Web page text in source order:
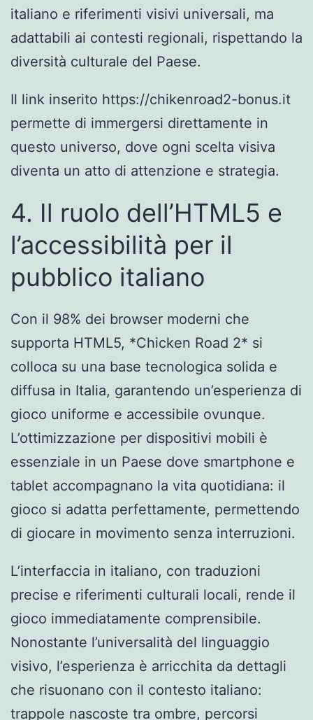
italiano e riferimenti visivi universali, ma
adattabili ai contesti regionali, rispettando la
diversità culturale del Paese.
Il link inserito https://chikenroad2-bonus.it
permette di immergersi direttamente in
questo universo, dove ogni scelta visiva
diventa un atto di attenzione e strategia.
4. Il ruolo dell’HTML5 e
l’accessibilità per il
pubblico italiano
Con il 98% dei browser moderni che
supporta HTML5, *Chicken Road 2* si
colloca su una base tecnologica solida e
diffusa in Italia, garantendo un’esperienza di
gioco uniforme e accessibile ovunque.
L’ottimizzazione per dispositivi mobili è
essenziale in un Paese dove smartphone e
tablet accompagnano la vita quotidiana: il
gioco si adatta perfettamente, permettendo
di giocare in movimento senza interruzioni.
L’interfaccia in italiano, con traduzioni
precise e riferimenti culturali locali, rende il
gioco immediatamente comprensibile.
Nonostante l’universalità del linguaggio
visivo, l’esperienza è arricchita da dettagli
che risuonano con il contesto italiano:
trappole nascoste tra ombre, percorsi